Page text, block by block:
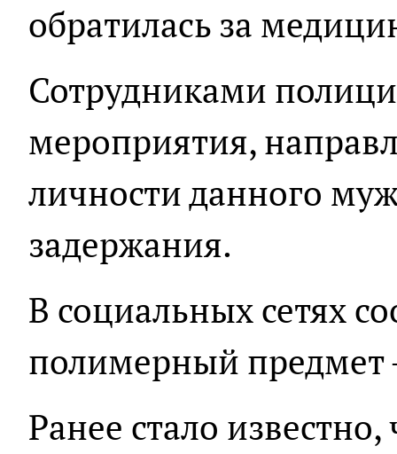
обратилась за
Сотрудниками
мероприятия,
личности данного
задержания.
В социальных сетях
полимерный предмет
Ранее стало